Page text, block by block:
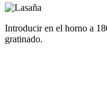
Introducir en el horno a
gratinado.